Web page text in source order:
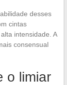
desses
cintas
intensidade. A
consensual
o limiar